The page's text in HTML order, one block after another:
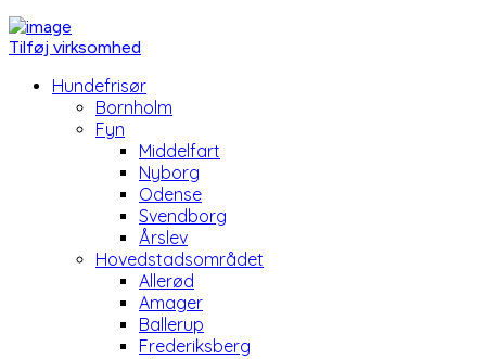
Tilføj virksomhed
Hundefrisør
Bornholm
Fyn
Middelfart
Nyborg
Odense
Svendborg
Årslev
Hovedstadsområdet
Allerød
Amager
Ballerup
Frederiksberg